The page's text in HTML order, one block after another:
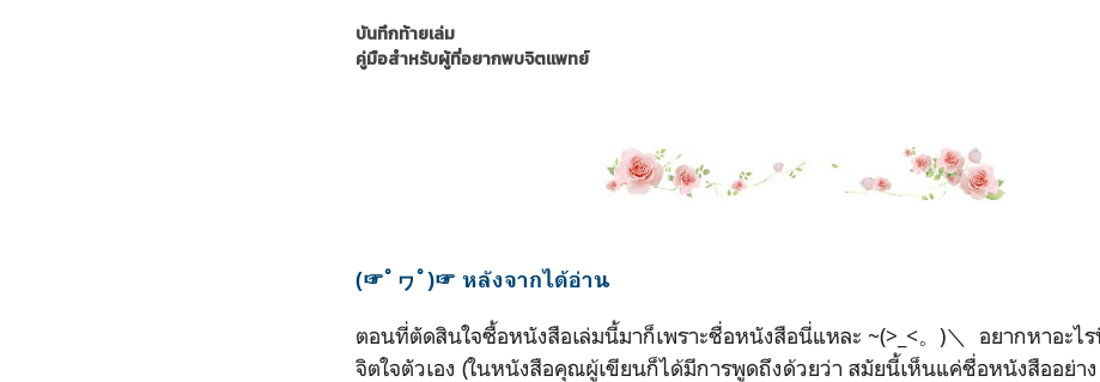
บันทึกท้ายเล่ม
คู่มือสำหรับผู้ที่อยากพบจิตแพทย์
(☞ﾟヮﾟ)☞ หลังจากได้อ่าน
ตอนที่ตัดสินใจซื้อหนังสือเล่มนี้มาก็เพราะชื่อหนังสือนี่แหละ ~(>_<。)＼ อยากหาอะไ
จิตใจตัวเอง (ในหนังสือคุณผู้เขียนก็ได้มีการพูดถึงด้วยว่า สมัยนี้เห็นแค่ชื่อหนังสืออย่า